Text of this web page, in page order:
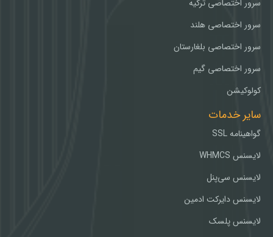
سرور اختصاصی ترکیه
سرور اختصاصی هلند
سرور اختصاصی بلغارستان
سرور اختصاصی گیم
کولوکیشن
سایر خدمات
گواهینامه SSL
لایسنس WHMCS
لایسنس سی‌پنل
لایسنس دایرکت ادمین
لایسنس پلسک